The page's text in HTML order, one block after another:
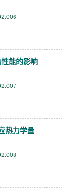
能的影响
热力学量